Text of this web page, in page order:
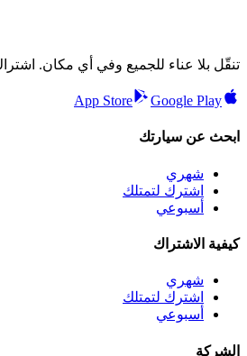
تنقّل بلا عناء للجميع وفي أي مكان.
App Store Google Play
ابحث عن سيارتك
شهري
اشترك لتمتلك
أسبوعي
كيفية الاشتراك
شهري
اشترك لتمتلك
أسبوعي
الشركة